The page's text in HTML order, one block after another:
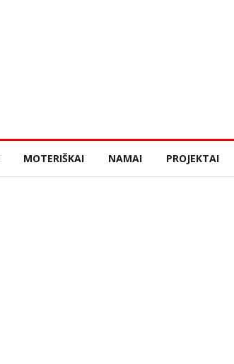
MOTERIŠKAI NAMAI PROJEKTAI